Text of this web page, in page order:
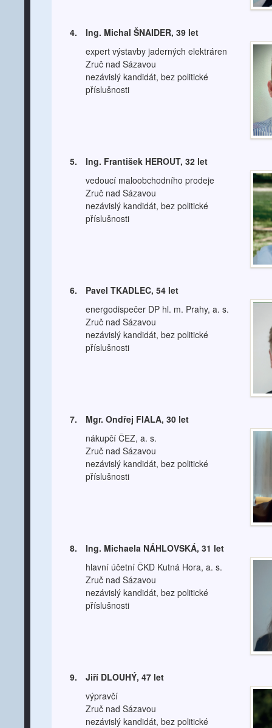
4.
Ing. Michal ŠNAIDER, 39 let
expert výstavby jaderných elektráren
Zruč nad Sázavou
nezávislý kandidát, bez politické
příslušnosti
5.
Ing. František HEROUT, 32 let
vedoucí maloobchodního prodeje
Zruč nad Sázavou
nezávislý kandidát, bez politické
příslušnosti
6.
Pavel TKADLEC, 54 let
energodispečer DP hl. m. Prahy, a. s.
Zruč nad Sázavou
nezávislý kandidát, bez politické
příslušnosti
7.
Mgr. Ondřej FIALA, 30 let
nákupčí ČEZ, a. s.
Zruč nad Sázavou
nezávislý kandidát, bez politické
příslušnosti
8.
Ing. Michaela NÁHLOVSKÁ, 31 let
hlavní účetní ČKD Kutná Hora, a. s.
Zruč nad Sázavou
nezávislý kandidát, bez politické
příslušnosti
9.
Jiří DLOUHÝ, 47 let
výpravčí
Zruč nad Sázavou
nezávislý kandidát, bez politické